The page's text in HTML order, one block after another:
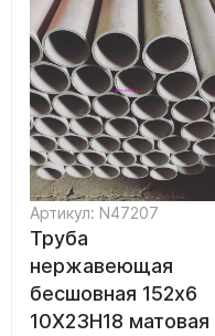
Артикул: N47207
Труба
нержавеющая
бесшовная 152х6
10Х23Н18 матовая